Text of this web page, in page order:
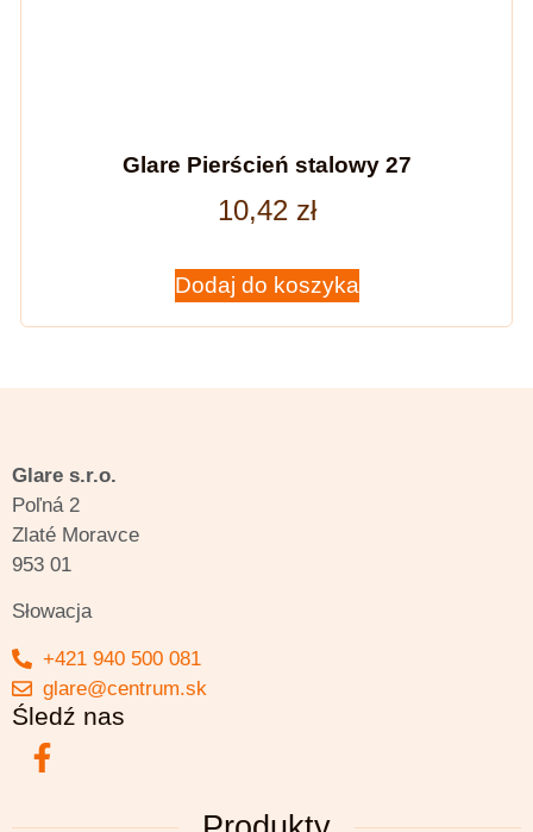
Glare Pierścień stalowy 27
10,42 zł
Dodaj do koszyka
Glare s.r.o.
Poľná 2
Zlaté Moravce
953 01
Słowacja
+421 940 500 081
glare@centrum.sk
Śledź nas